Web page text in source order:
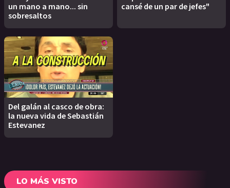
un mano a mano... sin
sobresaltos
cansé de un par de jefes"
Del galán al casco de obra:
la nueva vida de Sebastián
Estevanez
LO MÁS VISTO